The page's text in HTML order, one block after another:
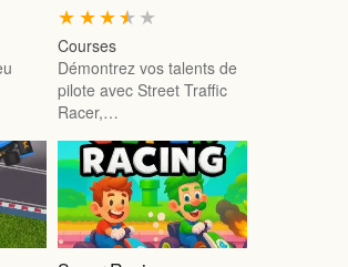
★
★
★
★
★
Courses
Démontrez vos talents de
pilote avec Street Traffic
Racer,…